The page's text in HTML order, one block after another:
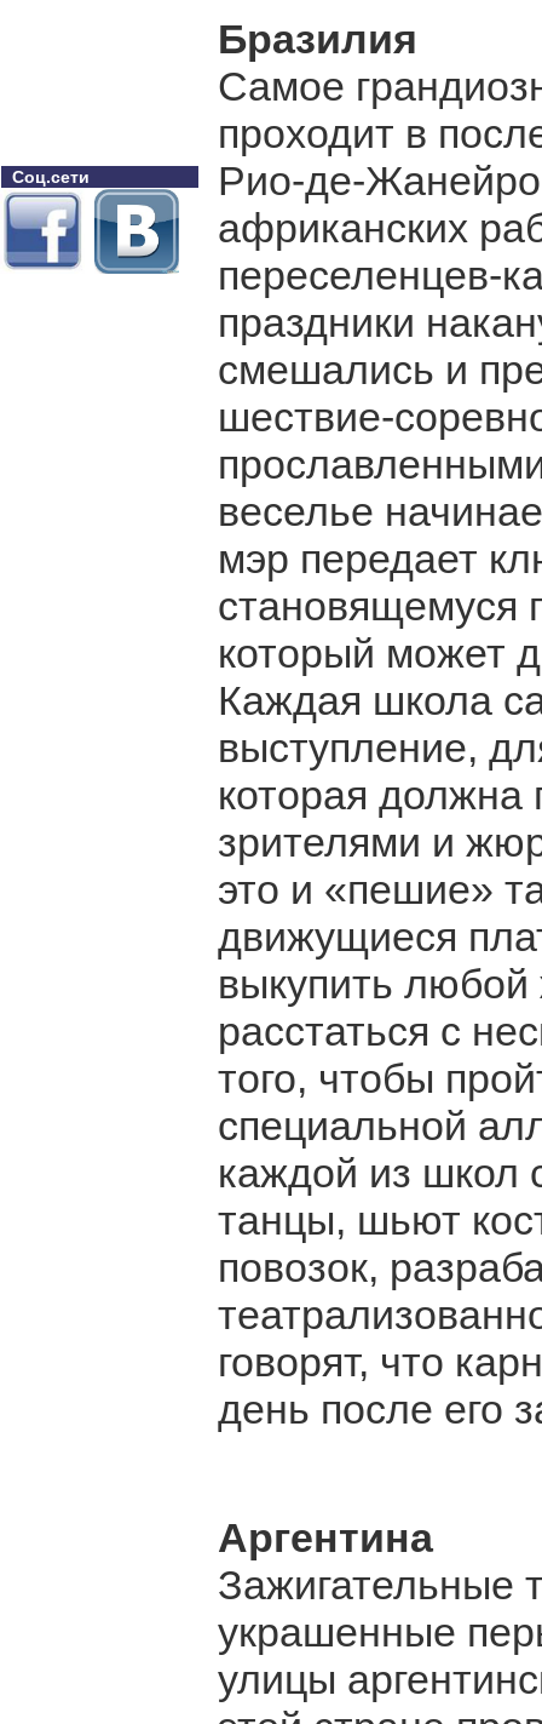
Соц.сети
Бразилия
Самое
проходит в
Рио-де-
африканских
переселенцев-
праздники
смешались и
шествие-
веселье
мэр передает
становящемуся
который может
Каждая школа
выступление,
которая
зрителями и
это и «пешие»
движущиеся
выкупить
расстаться с
того, чтобы
специальной
каждой из школ
танцы, шьют
повозок,
говорят, что
день после его
Аргентина
Зажигательные
украшенные
улицы